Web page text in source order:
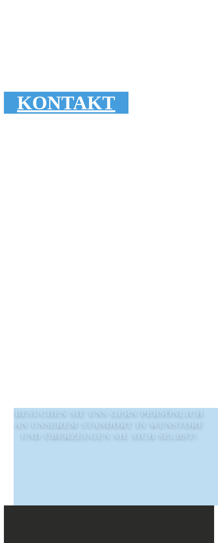
KONTAKT
BESUCHEN SIE UNS GERN PERSÖNLICH
AN UNSEREM STANDORT IN WUNSTORF
UND ÜBERZEUGEN SIE SICH SELBST!